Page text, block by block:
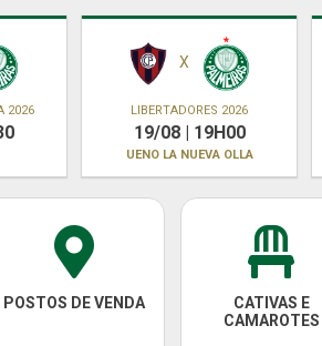
2026
X
LIBERTADORES 2026
19/08 | 19H00
UENO LA NUEVA OLLA
POSTOS DE VENDA
CATIVAS E
CAMAROTES